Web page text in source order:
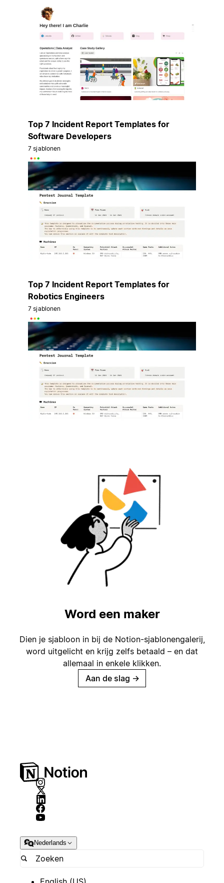
Top 7 Incident Report Templates for
Software Developers
7 sjablonen
Top 7 Incident Report Templates for
Robotics Engineers
7 sjablonen
Word een maker
Dien je sjabloon in bij de Notion-sjablonengalerij,
word uitgelicht en krijg zelfs betaald – en dat
allemaal in enkele klikken.
Aan de slag →
Nederlands